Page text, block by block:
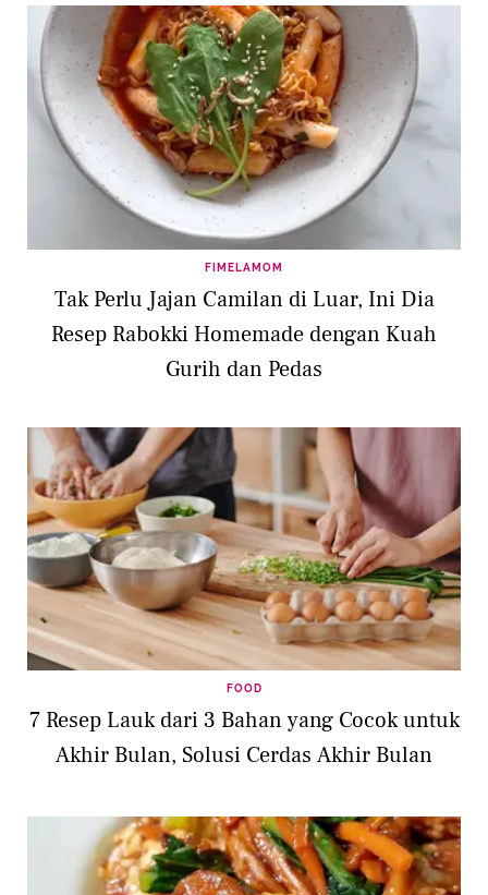
FIMELAMOM
Tak Perlu Jajan Camilan di Luar, Ini Dia
Resep Rabokki Homemade dengan Kuah
Gurih dan Pedas
FOOD
7 Resep Lauk dari 3 Bahan yang Cocok untuk
Akhir Bulan, Solusi Cerdas Akhir Bulan